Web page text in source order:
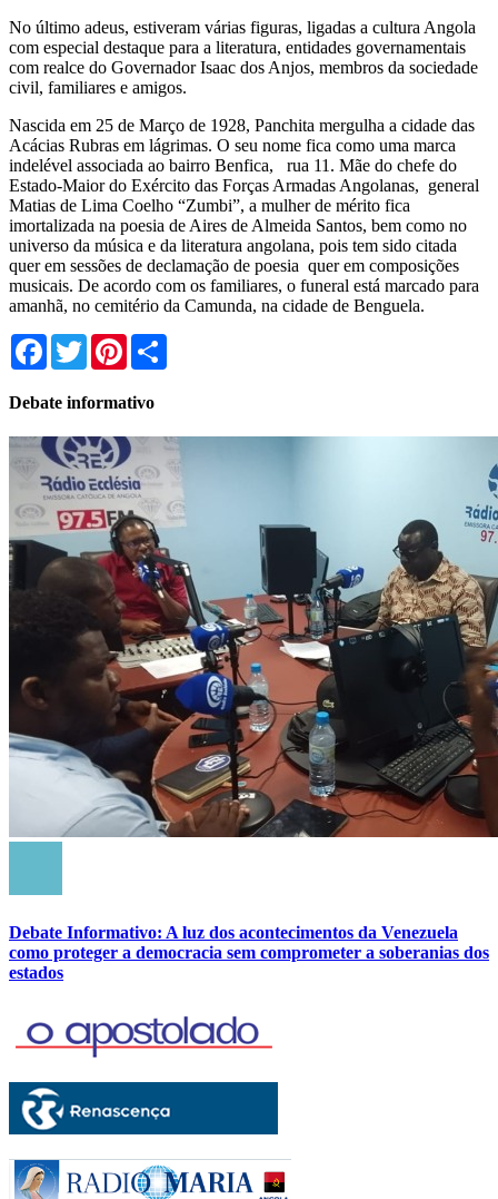
No último adeus, estiveram várias figuras, ligadas a cultura Angola
com especial destaque para a literatura, entidades governamentais
com realce do Governador Isaac dos Anjos, membros da sociedade
civil, familiares e amigos.
Nascida em 25 de Março de 1928, Panchita mergulha a cidade das
Acácias Rubras em lágrimas. O seu nome fica como uma marca
indelével associada ao bairro Benfica, rua 11. Mãe do chefe do
Estado-Maior do Exército das Forças Armadas Angolanas, general
Matias de Lima Coelho “Zumbi”, a mulher de mérito fica
imortalizada na poesia de Aires de Almeida Santos, bem como no
universo da música e da literatura angolana, pois tem sido citada
quer em sessões de declamação de poesia quer em composições
musicais. De acordo com os familiares, o funeral está marcado para
amanhã, no cemitério da Camunda, na cidade de Benguela.
Facebook
TwitterPinterest
Debate informativo
Debate Informativo: A luz dos acontecimentos da Venezuela
como proteger a democracia sem comprometer a soberanias dos
estados